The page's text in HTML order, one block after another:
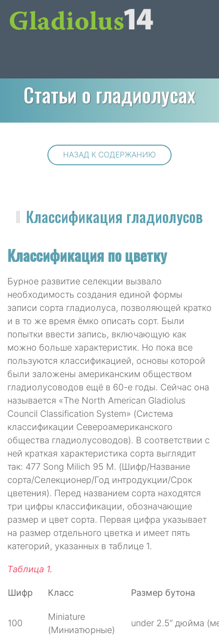
Статьи о гладиолусах
НАЗАД К СОДЕРЖАНИЮ
Классификация гладиолусов
Классификация по цветку
Бурное развитие селекции вызвало
необходимость создания единой формы
записи сорта гладиолуса, позволяющей кратко
и в то же время ёмко описать сорт. Были
попытки ввести запись, включающую как
можно больше характеристик. Но пока все
пользуются классификацией, основы которой
были заложены американским обществом
гладиолусоводов ещё в 60-е годы. Сейчас она
называется «The North American Gladiolus
Council Classification System» (Система
классификации Североамериканского
общества гладиолусоводов). В соответствии с
ней краткая характеристика сорта выглядит
так: 477 Song Milich 95 M. (Шифр/Название
сорта/Селекционер/Год интродукции/Срок
цветения). Перед названием сорта находятся
три цифры классификации, обозначающие
размер и цвет сорта. Первая цифра указывает
на размер отдельного цветка и имеет пять
категорий, указанных в таблице 1.
Таблица 1.
Шифр Класс Размер бутона
100
Miniature
(Миниатюрные)
under 2.5” дюйма